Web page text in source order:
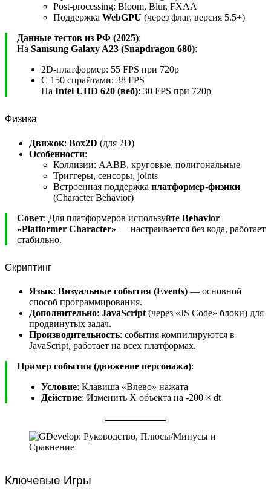
Post-processing: Bloom, Blur, FXAA
Поддержка WebGPU (через флаг, версия 5.5+)
Данные тестов из РФ (2025):
На Samsung Galaxy A23 (Snapdragon 680):
2D-платформер: 55 FPS при 720p
С 150 спрайтами: 38 FPS
На Intel UHD 620 (веб): 30 FPS при 720p
Физика
Движок: Box2D (для 2D)
Особенности:
Коллизии: AABB, круговые, полигональные
Триггеры, сенсоры, joints
Встроенная поддержка платформер-физики
(Character Behavior)
Совет: Для платформеров используйте Behavior
«Platformer Character» — настраивается без кода, работает
стабильно.
Скриптинг
Язык: Визуальные события (Events) — основной
способ программирования.
Дополнительно: JavaScript (через «JS Code» блоки) для
продвинутых задач.
Производительность: события компилируются в
JavaScript, работает на всех платформах.
Пример события (движение персонажа):
Условие: Клавиша «Влево» нажата
Действие: Изменить X объекта на -200 × dt
Ключевые Игры